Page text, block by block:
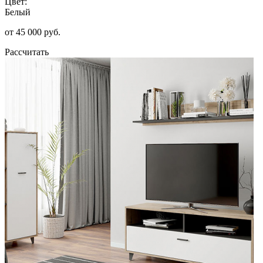
Белый
от 45 000 руб.
Рассчитать